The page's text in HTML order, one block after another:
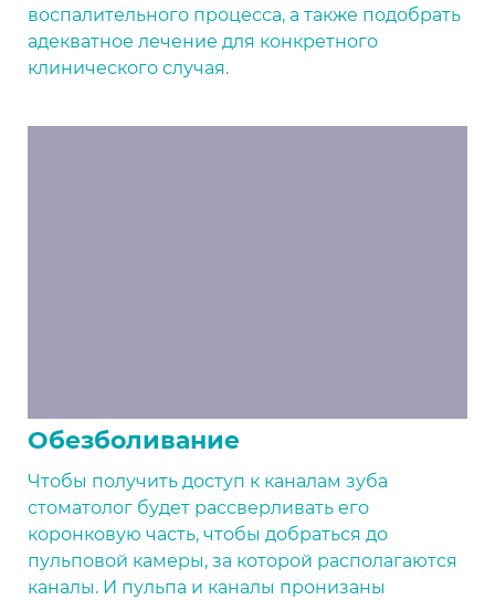
воспалительного процесса, а также подобрать
адекватное лечение для конкретного
клинического случая.
Обезболивание
Чтобы получить доступ к каналам зуба
стоматолог будет рассверливать его
коронковую часть, чтобы добраться до
пульповой камеры, за которой располагаются
каналы. И пульпа и каналы пронизаны